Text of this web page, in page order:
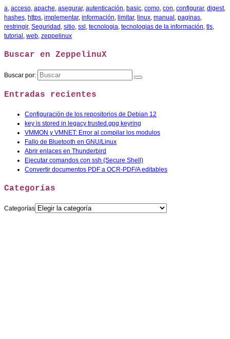
a, acceso, apache, asegurar, autenticación, basic, como, con, configurar, digest,
hashes, https, implementar, información, limitar, linux, manual , paginas,
restringir, Seguridad , sitio, ssl , tecnologia, tecnologias de la información, tls,
tutorial , web, zeppelinux
Buscar en ZeppelinuX
Buscar por:
Entradas recientes
Configuración de los repositorios de Debian 12
key is stored in legacy trusted.gpg keyring
VMMON y VMNET: Error al compilar los modulos
Fallo de Bluetooth en GNU/Linux
Abrir enlaces en Thunderbird
Ejecutar comandos con ssh (Secure Shell)
Convertir documentos PDF a OCR-PDF/A editables
Categorías
Categorías